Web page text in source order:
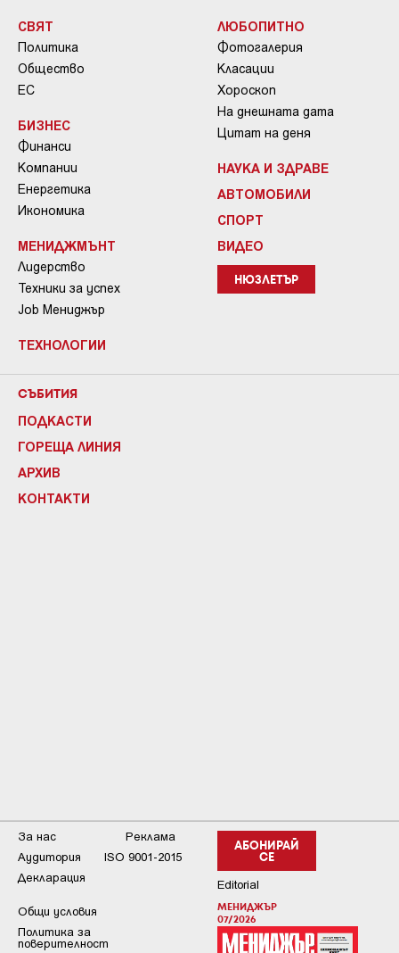
СВЯТ
Политика
Общество
ЕС
БИЗНЕС
Финанси
Компании
Енергетика
Икономика
МЕНИДЖМЪНТ
Лидерство
Техники за успех
Job Мениджър
ТЕХНОЛОГИИ
ЛЮБОПИТНО
Фотогалерия
Класации
Хороскоп
На днешната дата
Цитат на деня
НАУКА И ЗДРАВЕ
АВТОМОБИЛИ
СПОРТ
ВИДЕО
НЮЗЛЕТЪР
СЪБИТИЯ
ПОДКАСТИ
ГОРЕЩА ЛИНИЯ
АРХИВ
КОНТАКТИ
АБОНИРАЙ
СЕ
Editorial
МЕНИДЖЪР
07/2026
За нас
Реклама
Аудитория
ISO 9001-2015
Декларация
Общи условия
Пoлитикa зa
пoвepитeлнocт